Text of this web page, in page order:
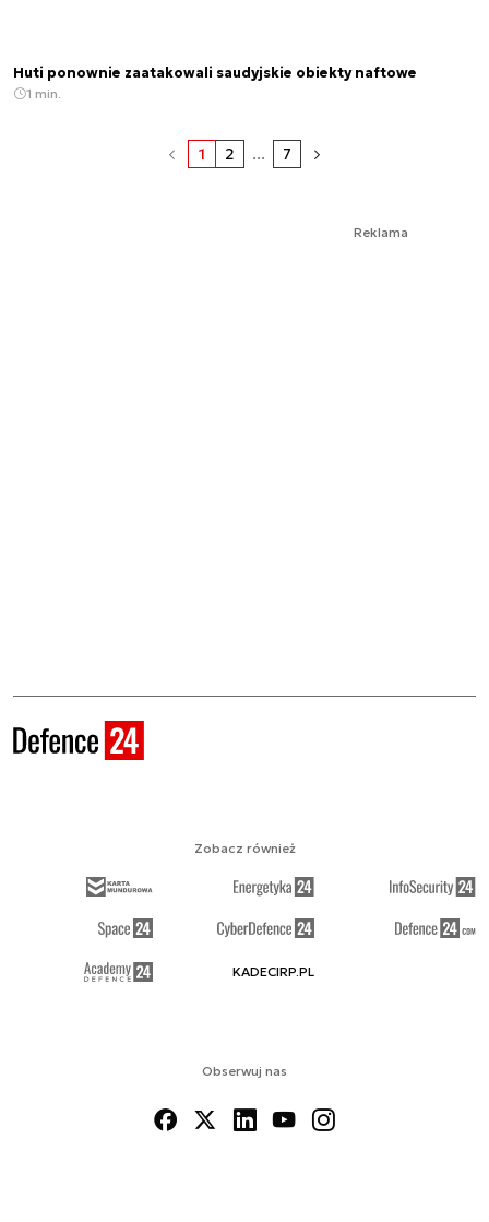
Huti ponownie zaatakowali saudyjskie obiekty naftowe
1 min.
1 2 ... 7
Reklama
Obserwuj nas
Zobacz również
KADECIRP.PL